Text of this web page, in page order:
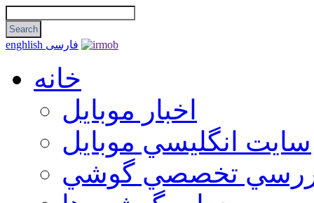
enghlish فارسی
خانه
اخبار موبایل
سايت انگليسي موبايل
تخصصي گوشي